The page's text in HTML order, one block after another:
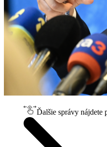
Ďalšie správy nájdete